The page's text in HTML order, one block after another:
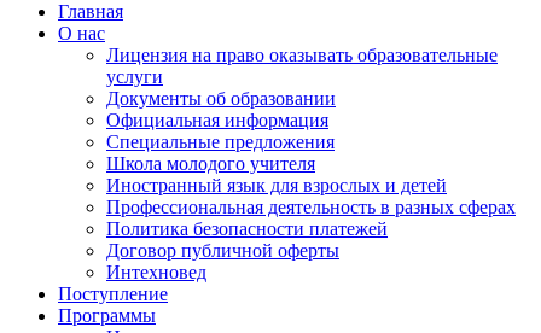
Главная
О нас
Лицензия на право оказывать образовательные
услуги
Документы об образовании
Официальная информация
Специальные предложения
Школа молодого учителя
Иностранный язык для взрослых и детей
Профессиональная деятельность в разных сферах
Политика безопасности платежей
Договор публичной оферты
Интехновед
Поступление
Программы